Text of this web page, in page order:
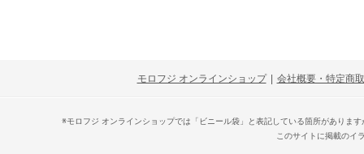
モロフジ オンラインショップ 会社概要・特定商
※モロフジ オンラインショップでは「ビニール袋」と表記している箇所がありま
このサイトに掲載のイ